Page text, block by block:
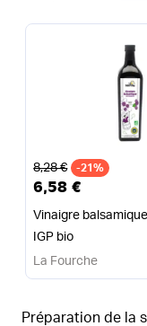
Ancien prix
8,28 € -21%
6,58 €
Vinaigre
IGP bio
La Fourche
Préparation de la